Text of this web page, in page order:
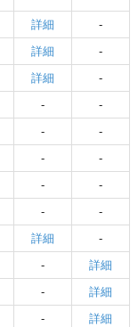
詳細
-
詳細
-
詳細
-
-
-
-
-
-
-
-
-
-
-
詳細
-
-
詳細
-
詳細
-
詳細